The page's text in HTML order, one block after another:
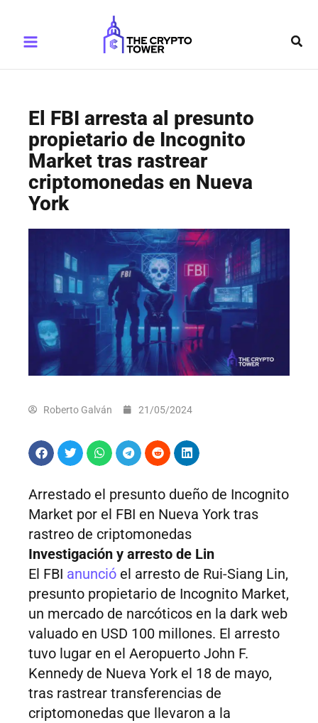
contenido
Menu
El FBI arresta al presunto
propietario de Incognito
Market tras rastrear
criptomonedas en Nueva
York
Roberto Galván 21/05/2024
Arrestado el presunto dueño de Incognito
Market por el FBI en Nueva York tras
rastreo de criptomonedas
Investigación y arresto de Lin
El FBI anunció el arresto de Rui-Siang Lin,
presunto propietario de Incognito Market,
un mercado de narcóticos en la dark web
valuado en USD 100 millones. El arresto
tuvo lugar en el Aeropuerto John F.
Kennedy de Nueva York el 18 de mayo,
tras rastrear transferencias de
criptomonedas que llevaron a la